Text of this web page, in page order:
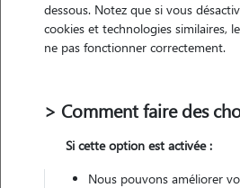
Non véhiculé
dessous. Notez que si vous
cookies et technologies similaires,
ne pas fonctionner correctement.
> Comment faire des
Si cette option est activée :
Nous pouvons améliorer